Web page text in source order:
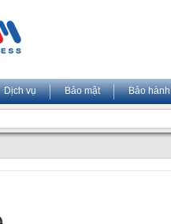
Dịch vụ Bảo mật Bảo hành